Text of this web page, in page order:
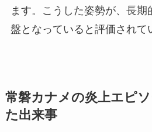
ます。こうした姿勢が、長期
盤となっていると評価されて
常磐カナメの炎上エピ
た出来事